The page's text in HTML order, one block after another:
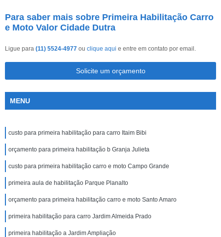
Para saber mais sobre Primeira Habilitação Carro
e Moto Valor Cidade Dutra
Ligue para (11) 5524-4977 ou clique aqui e entre em contato por email.
Solicite um orçamento
MENU
custo para primeira habilitação para carro Itaim Bibi
orçamento para primeira habilitação b Granja Julieta
custo para primeira habilitação carro e moto Campo Grande
primeira aula de habilitação Parque Planalto
orçamento para primeira habilitação carro e moto Santo Amaro
primeira habilitação para carro Jardim Almeida Prado
primeira habilitação a Jardim Ampliação